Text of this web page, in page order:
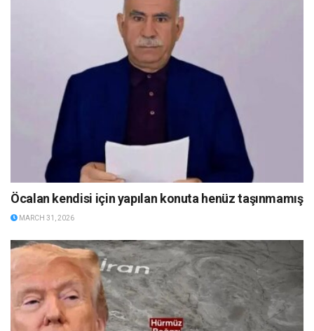
Öcalan kendisi için yapılan konuta henüz taşınmamış
MARCH 31, 2026